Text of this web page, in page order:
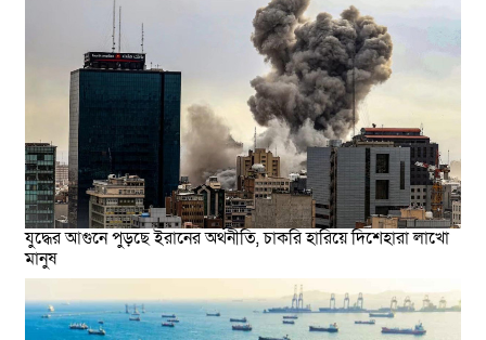
যুদ্ধের আগুনে পুড়ছে ইরানের অর্থনীতি, চাকরি হারিয়ে দিশেহারা লাখো
মানুষ